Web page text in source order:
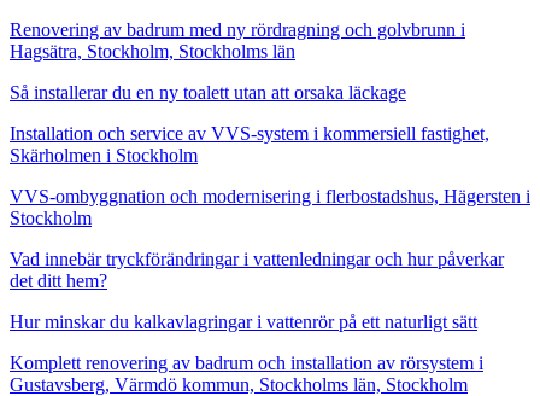
Renovering av badrum med ny rördragning och golvbrunn i
Hagsätra, Stockholm, Stockholms län
Så installerar du en ny toalett utan att orsaka läckage
Installation och service av VVS-system i kommersiell fastighet,
Skärholmen i Stockholm
VVS-ombyggnation och modernisering i flerbostadshus, Hägersten i
Stockholm
Vad innebär tryckförändringar i vattenledningar och hur påverkar
det ditt hem?
Hur minskar du kalkavlagringar i vattenrör på ett naturligt sätt
Komplett renovering av badrum och installation av rörsystem i
Gustavsberg, Värmdö kommun, Stockholms län, Stockholm